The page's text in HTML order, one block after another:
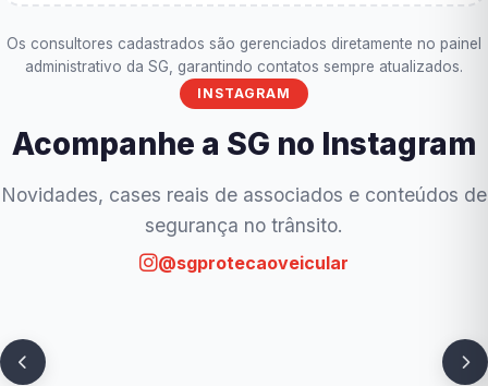
Os consultores cadastrados são gerenciados diretamente no painel
administrativo da SG, garantindo contatos sempre atualizados.
INSTAGRAM
Acompanhe a SG no Instagram
Novidades, cases reais de associados e conteúdos de
segurança no trânsito.
@sgprotecaoveicular